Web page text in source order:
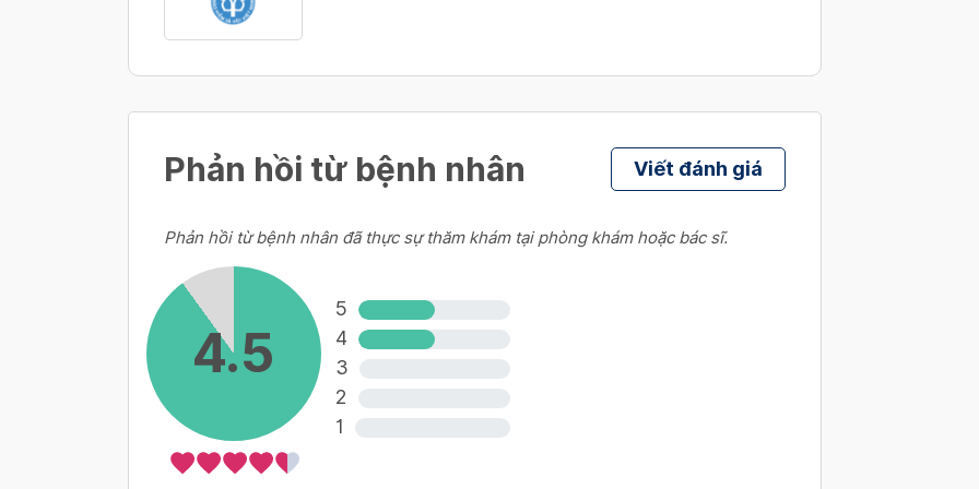
Phản hồi từ bệnh nhân Viết đánh giá
Phản hồi từ bệnh nhân đã thực sự thăm khám tại phòng khám hoặc bác sĩ.
4.5
5
4
3
2
1